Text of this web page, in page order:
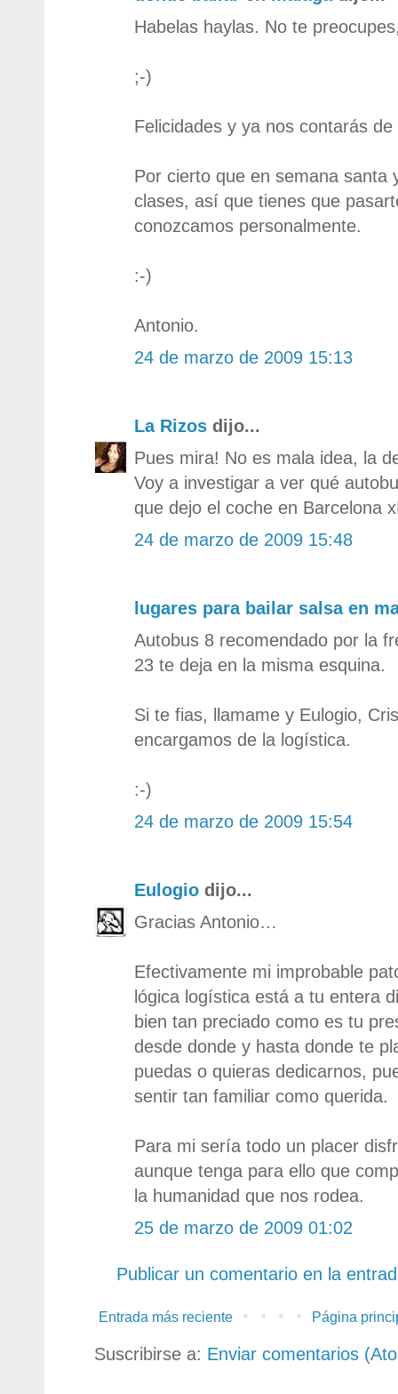
Habelas haylas. No te
;-)
Felicidades y ya nos contarás
Por cierto que en semana santa
clases, así que tienes que
conozcamos personalmente.
:-)
Antonio.
24 de marzo de 2009 15:13
La Rizos dijo...
Pues mira! No es mala idea, la
Voy a investigar a ver qué
que dejo el coche en Barcelona
24 de marzo de 2009 15:48
lugares para bailar salsa en
Autobus 8 recomendado por la
23 te deja en la misma esquina.
Si te fias, llamame y Eulogio,
encargamos de la logística.
:-)
24 de marzo de 2009 15:54
Eulogio dijo...
Gracias Antonio…
Efectivamente mi improbable
lógica logística está a tu entera
bien tan preciado como es tu
desde donde y hasta donde te
puedas o quieras dedicarnos,
sentir tan familiar como querida.
Para mi sería todo un placer
aunque tenga para ello que
la humanidad que nos rodea.
25 de marzo de 2009 01:02
Publicar un comentario en la
Entrada más reciente Página
Suscribirse a: Enviar comentarios